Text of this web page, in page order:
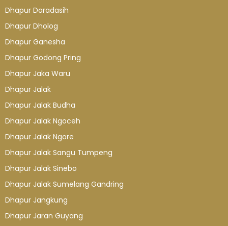
Dhapur Daradasih
Dhapur Dholog
Dhapur Ganesha
Dhapur Godong Pring
Dhapur Jaka Waru
Dhapur Jalak
Dhapur Jalak Budha
Dhapur Jalak Ngoceh
Dhapur Jalak Ngore
Dhapur Jalak Sangu Tumpeng
Dhapur Jalak Sinebo
Dhapur Jalak Sumelang Gandring
Dhapur Jangkung
Dhapur Jaran Guyang